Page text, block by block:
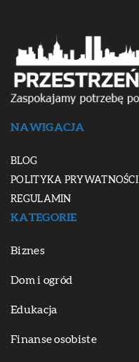
NAWIGACJA
BLOG
POLITYKA PRYWATNOŚCI
REGULAMIN
KATEGORIE
Biznes
Dom i ogród
Edukacja
Finanse osobiste